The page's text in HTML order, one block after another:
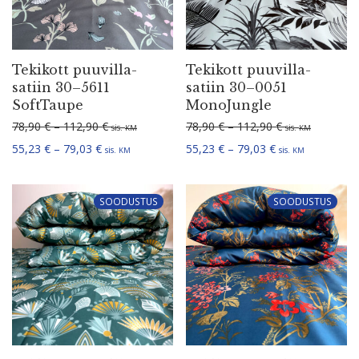
Tekikott puuvil­la­
satiin 30–5611
SoftTaupe
78,90€ – 112,90€Hinna­va­hemik: 78,90 € kuni 112,90 €
sis.KM
55,23 € – 79,03 €Hinna­va­hemik: 55,23 € kuni 79,03 €
sis. KM
Tekikott puuvil­la­
satiin 30–0051
MonoJungle
78,90€ – 112,90€ sis.KM
55,23 € – 79,03 €Hinna­va­hemik:
sis. KM
SOODUSTUS SOODUSTUS